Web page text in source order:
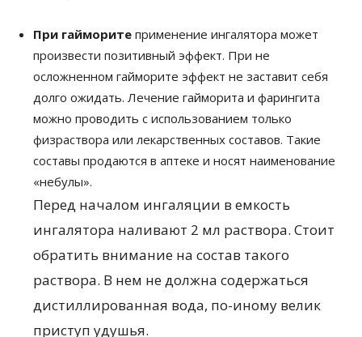
При гайморите применение ингалятора может
произвести позитивный эффект. При не
осложненном гайморите эффект не заставит себя
долго ожидать. Лечение гайморита и фарингита
можно проводить с использованием только
физраствора или лекарственных составов. Такие
составы продаются в аптеке и носят наименование
«небулы».
Перед началом ингаляции в емкость
ингалятора наливают 2 мл раствора. Стоит
обратить внимание на состав такого
раствора. В нем не должна содержаться
дистиллированная вода, по-иному велик
приступ удушья.